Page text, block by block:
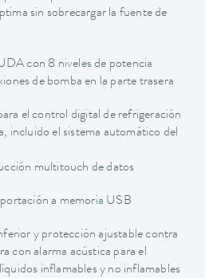
sin sobrecargar la fuente de
con 8 niveles de potencia
de bomba en la parte trasera
el control digital de refrigeración
incluido el sistema automático del
multitouch de datos
a memoria USB
y protección ajustable contra
con alarma acústica para el
inflamables y no inflamables